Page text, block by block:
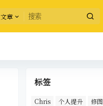
文章
标签
Chris 个人提升 修图